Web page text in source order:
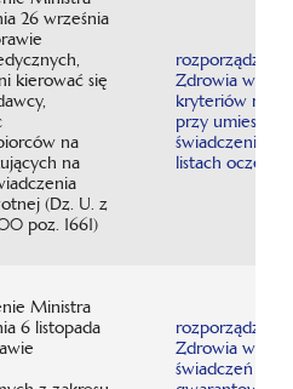
26 września
kierować się
na
na
(Dz. U. z
poz. 1661)
Zdrowia w
kryteriów
przy
listach
Ministra
6 listopada
Zdrowia w
świadczeń